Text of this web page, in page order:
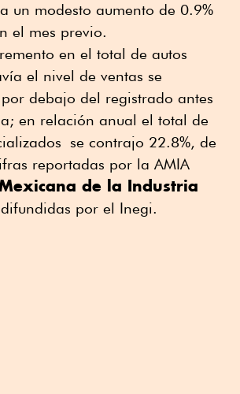
un modesto aumento de 0.9%
el mes previo.
en el total de autos
el nivel de ventas se
debajo del registrado antes
en relación anual el total de
se contrajo 22.8%, de
reportadas por la AMIA
de la Industria
por el Inegi.